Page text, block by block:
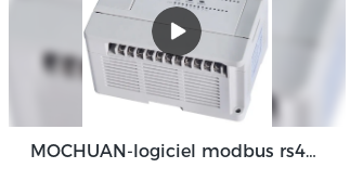
MOCHUAN-logiciel modbus rs485 dc24v 40i/o contrôleur logique à échelle plc relais contrôlé 24/16